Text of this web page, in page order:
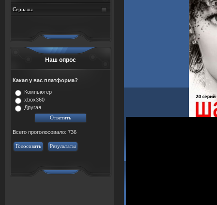
Сериалы
Наш опрос
Какая у вас платформа?
Компьютер
xbox360
Другая
Всего проголосовало: 736
Голосовать Результаты